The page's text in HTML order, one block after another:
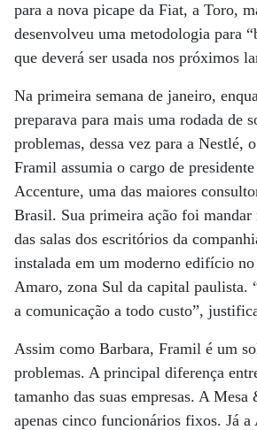
para a nova picape da Fiat, a Toro,
desenvolveu uma metodologia para
que deverá ser usada nos próximos
Na primeira semana de janeiro,
preparava para mais uma rodada de
problemas, dessa vez para a Nestlé,
Framil assumia o cargo de
Accenture, uma das maiores
Brasil. Sua primeira ação foi
das salas dos escritórios da
instalada em um moderno edifício
Amaro, zona Sul da capital paulista.
a comunicação a todo custo”,
Assim como Barbara, Framil é um
problemas. A principal diferença
tamanho das suas empresas. A
apenas cinco funcionários fixos. Já a